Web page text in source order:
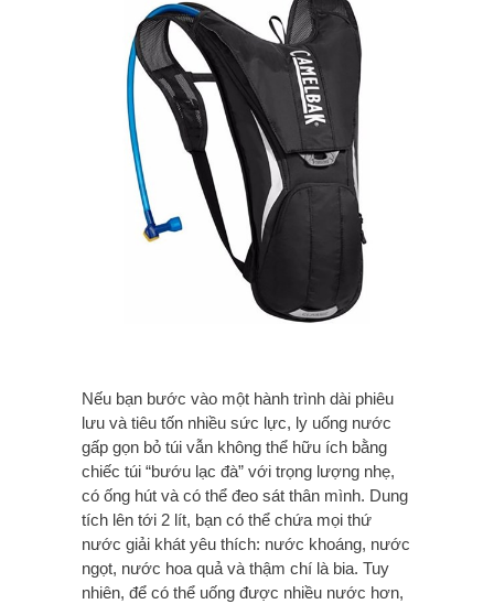
Nếu bạn bước vào một hành trình dài phiêu
lưu và tiêu tốn nhiều sức lực, ly uống nước
gấp gọn bỏ túi vẫn không thể hữu ích bằng
chiếc túi “bướu lạc đà” với trọng lượng nhẹ,
có ống hút và có thể đeo sát thân mình. Dung
tích lên tới 2 lít, bạn có thể chứa mọi thứ
nước giải khát yêu thích: nước khoáng, nước
ngọt, nước hoa quả và thậm chí là bia. Tuy
nhiên, để có thể uống được nhiều nước hơn,